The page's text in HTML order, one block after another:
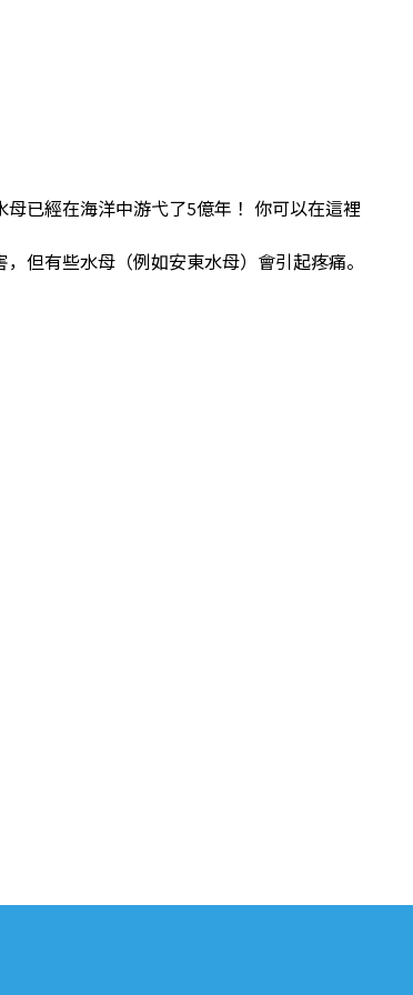
已經在海洋中游弋了5億年！ 你可以在這裡
但有些水母（例如安東水母）會引起疼痛。